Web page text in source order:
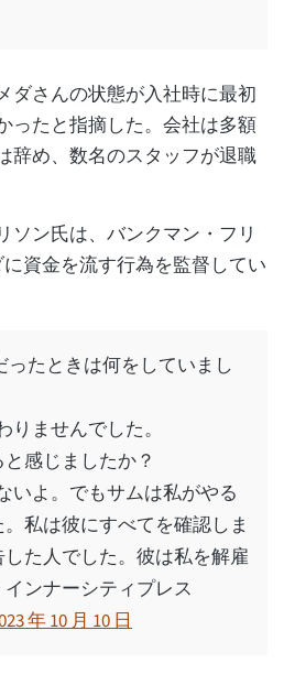
ダさんの状態が入社時に最初
ったと指摘した。会社は多額
辞め、数名のスタッフが退職
ソン氏は、バンクマン・フリ
資金を流す行為を監督してい
ったときは何をしていまし
りませんでした。
感じましたか？
いよ。でもサムは私がやる
私は彼にすべてを確認しま
た人でした。彼は私を解雇
ンナーシティプレス
年 10 月 10 日